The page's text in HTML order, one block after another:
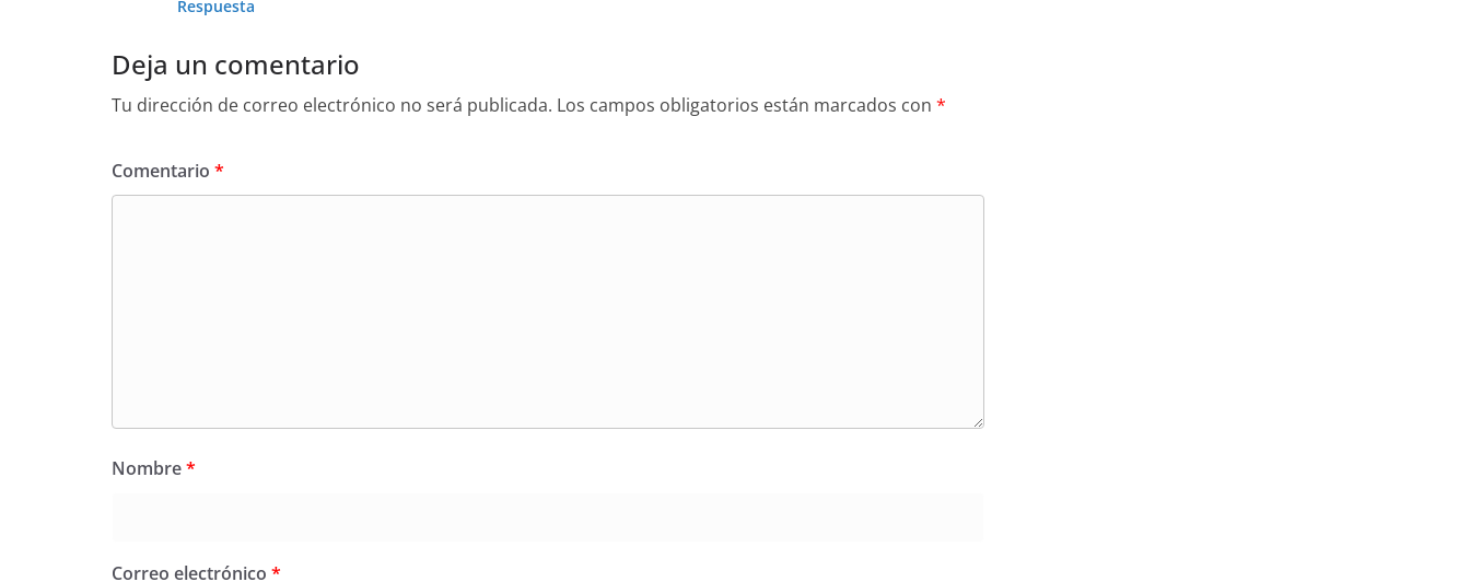
Respuesta
Deja un comentario
Tu dirección de correo electrónico no será publicada. Los campos obligatorios están marcados con *
Comentario *
Nombre*
Correo electrónico *